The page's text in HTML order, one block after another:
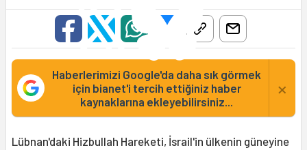
Haberlerimizi Google'da daha sık görmek
için bianet'i tercih ettiğiniz haber
kaynaklarına ekleyebilirsiniz...
×
Lübnan'daki Hizbullah Hareketi, İsrail'in ülkenin güneyine